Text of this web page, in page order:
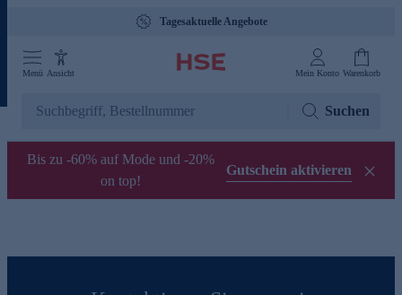
Tagesaktuelle Angebote
Menü Ansicht Mein Konto Warenkorb
Suchen
Bis zu -60% auf Mode und -20%
on top!
Gutschein aktivieren